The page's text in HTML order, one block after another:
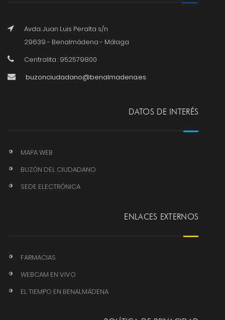
Avda. Juan Luis Peralta s/n
29639 - Benalmádena - Málaga
Centralita : 952579800
buzonciudadano@benalmadena.es
DATOS DE INTERÉS
MAPA WEB
BUZÓN DEL CIUDADANO
SEDE ELECTRÓNICA
ENLACES EXTERNOS
FARMACIAS
WEBCAM EN VIVO
EL TIEMPO EN BENALMÁDENA